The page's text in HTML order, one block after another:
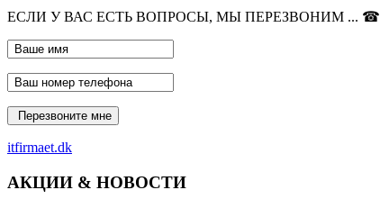
ЕСЛИ У ВАС ЕСТЬ ВОПРОСЫ, МЫ ПЕРЕЗВОНИМ ... ☎
itfirmaet.dk
АКЦИИ & НОВОСТИ